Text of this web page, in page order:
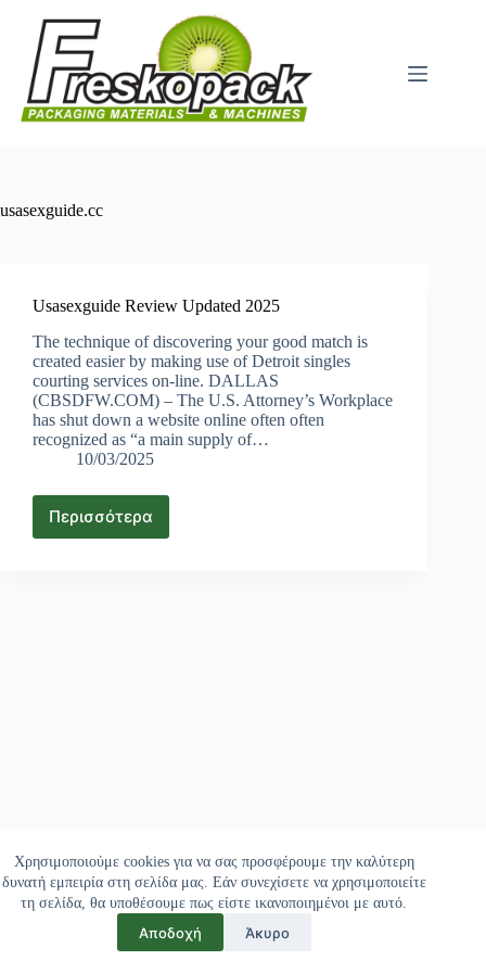
περιεχόμενο
Χρησιμοποιούμε cookies για να σας προσφέρουμε την καλύτερη
δυνατή εμπειρία στη σελίδα μας. Εάν συνεχίσετε να χρησιμοποιείτε
τη σελίδα, θα υποθέσουμε πως είστε ικανοποιημένοι με αυτό.
Αποδοχή Άκυρο
usasexguide.cc
Usasexguide Review Updated 2025
The technique of discovering your good match is
created easier by making use of Detroit singles
courting services on-line. DALLAS
(CBSDFW.COM) – The U.S. Attorney’s Workplace
has shut down a website online often often
recognized as “a main supply of…
10/03/2025
Περισσότερα
Usasexguide